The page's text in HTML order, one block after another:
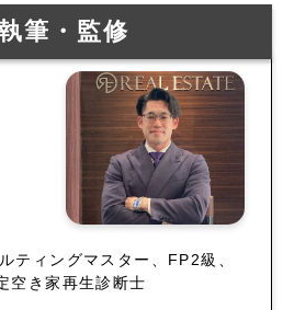
筆・監修
ティングマスター、FP2級、
空き家再生診断士